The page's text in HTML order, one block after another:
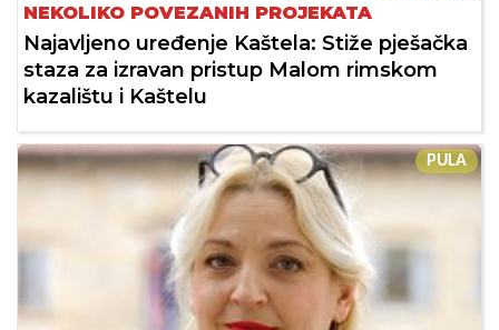
NEKOLIKO POVEZANIH PROJEKATA
Najavljeno uređenje Kaštela: Stiže pješačka
staza za izravan pristup Malom rimskom
kazalištu i Kaštelu
PULA